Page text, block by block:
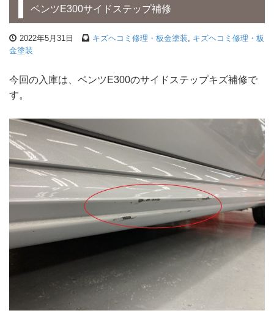
ベンツE300サイドステップ補修
2022年5月31日 キズヘコミ修理・板金塗装
キズヘコミ修理・板
金塗装
今回の入庫は、ベンツE300のサイドステップキズ補修で
す。